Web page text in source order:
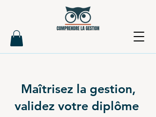
Maîtrisez la gestion,
validez votre diplôme